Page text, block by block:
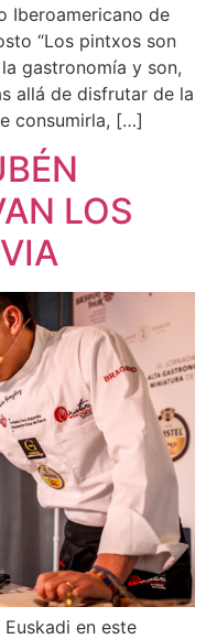
Iberoamericano de
“Los pintxos son
gastronomía y son,
allá de disfrutar de la
consumirla, […]
LOS
en este